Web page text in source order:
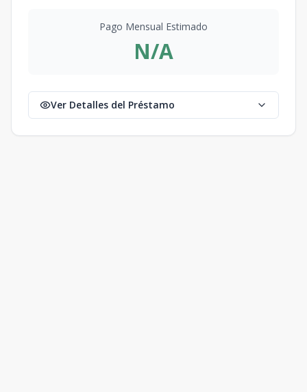
Pago Mensual Estimado
N/A
Ver Detalles del Préstamo